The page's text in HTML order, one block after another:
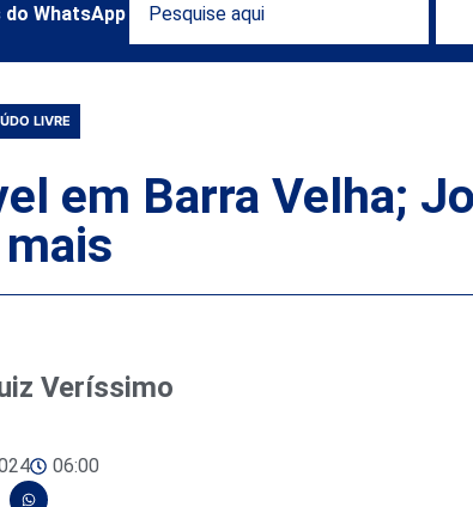
do WhatsApp
LIVRE
em Barra Velha;
Veríssimo
06:00